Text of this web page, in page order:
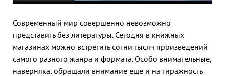
Современный мир совершенно невозможно
представить без литературы. Сегодня в книжных
магазинах можно встретить сотни тысяч произведений
самого разного жанра и формата. Особо внимательные,
наверняка, обращали внимание еще и на тиражность